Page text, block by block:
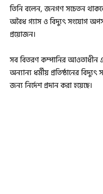
তিনি বলেন, ‌‌‌‌জনগণ সচেতন
অবৈধ গ্যাস ও বিদ্যুৎ সংযোগ
প্রয়োজন।
সব বিতরণ কম্পানির আওতাধীন
অন্যান্য ধর্মীয় প্রতিষ্ঠানের
জন্য নির্দেশ প্রদান করা হয়েছে।